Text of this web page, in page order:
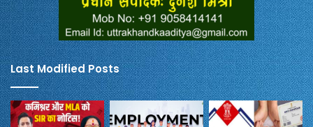
Last Modified Posts